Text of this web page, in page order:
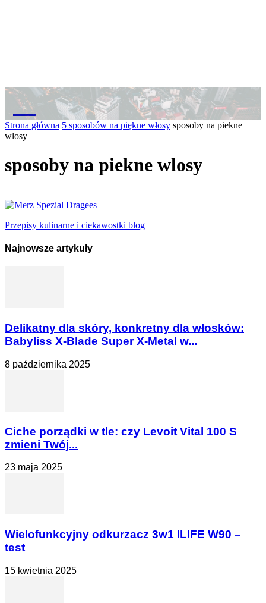
M
Strona główna 5 sposobów na piękne włosy sposoby na piekne
wlosy
sposoby na piekne wlosy
Przepisy kulinarne i ciekawostki blog
Najnowsze artykuły
Delikatny dla skóry, konkretny dla włosków:
Babyliss X-Blade Super X-Metal w...
8 października 2025
Ciche porządki w tle: czy Levoit Vital 100 S
zmieni Twój...
23 maja 2025
Wielofunkcyjny odkurzacz 3w1 ILIFE W90 –
test
15 kwietnia 2025